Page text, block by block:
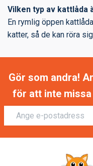
Vilken typ av
En rymlig öppen
katter, så de kan röra
Gör som andra!
för att inte